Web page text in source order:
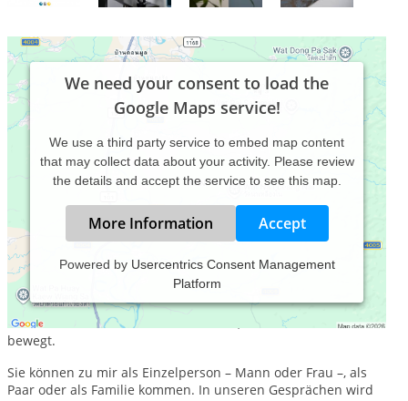
We need your consent to load the
Google Maps service!
We use a third party service to embed map content
that may collect data about your activity. Please review
the details and accept the service to see this map.
More Information Accept
Powered by Usercentrics Consent Management
Platform
Grundsätzlich arbeite ich systemisch, d. h. nicht nur der
Betroffene selbst wird betrachtet, sondern auch das System,
indem er lebt und das soziale Umfeld, in dem er sich
bewegt.
Sie können zu mir als Einzelperson – Mann oder Frau –, als
Paar oder als Familie kommen. In unseren Gesprächen wird